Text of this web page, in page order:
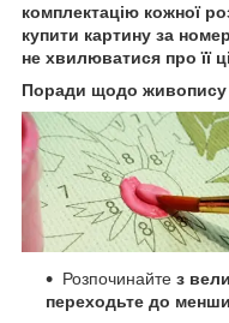
комплектацію кожної
купити картину за
не хвилюватися про її
Поради щодо живопису
Розпочинайте з
переходьте до